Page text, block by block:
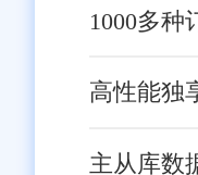
1000多种
高性能独
主从库数